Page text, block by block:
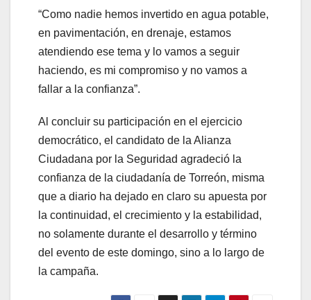
“Como nadie hemos invertido en agua potable,
en pavimentación, en drenaje, estamos
atendiendo ese tema y lo vamos a seguir
haciendo, es mi compromiso y no vamos a
fallar a la confianza”.
Al concluir su participación en el ejercicio
democrático, el candidato de la Alianza
Ciudadana por la Seguridad agradeció la
confianza de la ciudadanía de Torreón, misma
que a diario ha dejado en claro su apuesta por
la continuidad, el crecimiento y la estabilidad,
no solamente durante el desarrollo y término
del evento de este domingo, sino a lo largo de
la campaña.